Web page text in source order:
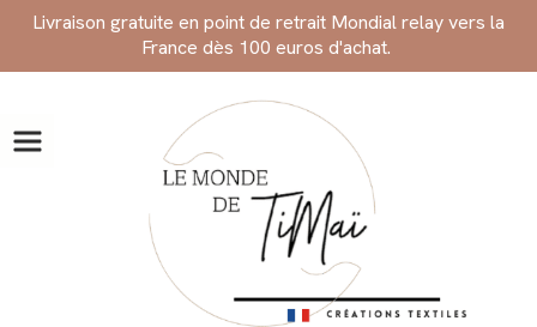
Livraison gratuite en point de retrait Mondial relay vers la
France dès 100 euros d'achat.